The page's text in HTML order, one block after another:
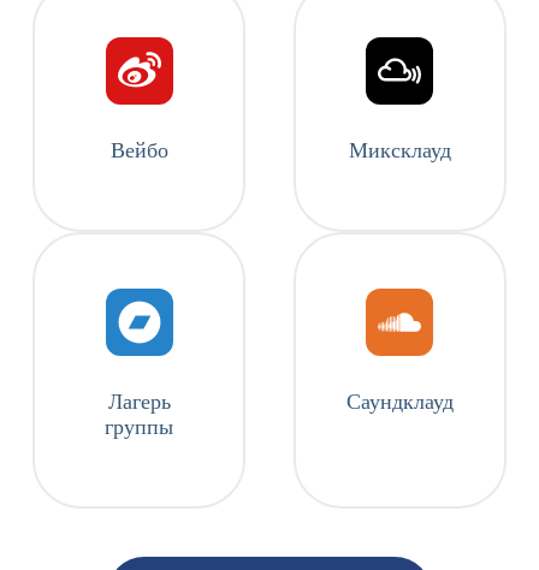
Вейбо Миксклауд
Лагерь
группы
Саундклауд